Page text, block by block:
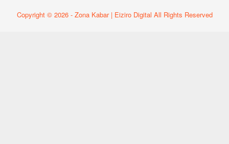
Copyright © 2026 - Zona Kabar | Eiziro Digital All Rights Reserved